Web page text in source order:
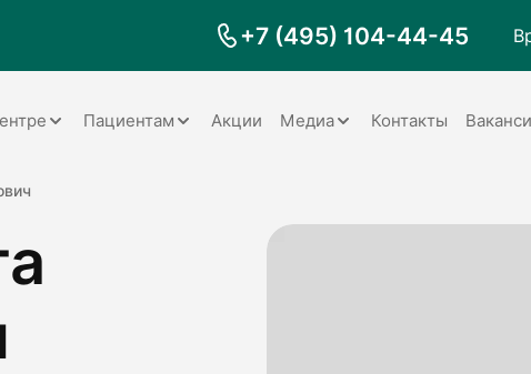
+7 (495) 104-44-45
оборудование
Пациентам
Запрос справки на налоговый
Акции Медиа Контакты